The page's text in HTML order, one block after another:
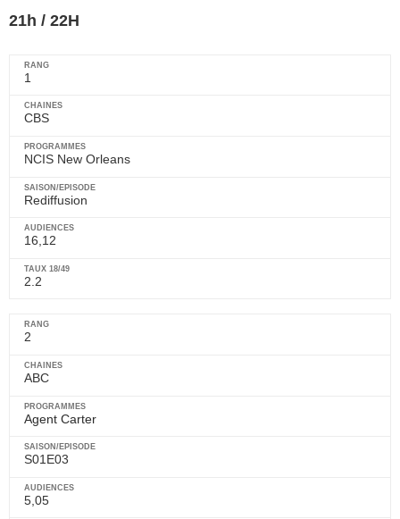
21h / 22H
1
CBS
NCIS New Orleans
Rediffusion
16,12
2.2
2
ABC
Agent Carter
S01E03
5,05